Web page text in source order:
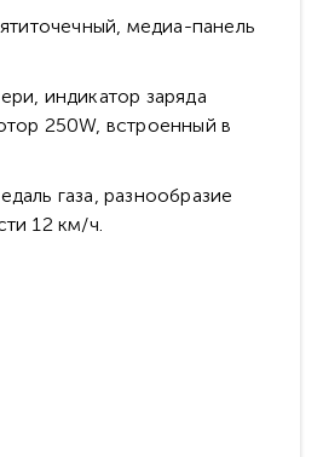
медиа-панель
индикатор заряда
250W, встроенный в
газа, разнообразие
12 км/ч.